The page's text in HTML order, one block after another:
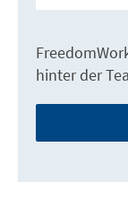
hinter der